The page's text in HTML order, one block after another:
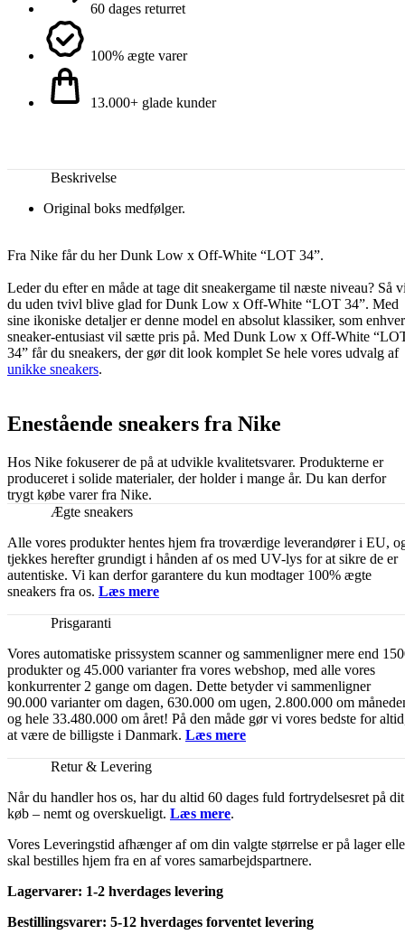
60 dages returret
100% ægte varer
13.000+ glade kunder
Beskrivelse
Original boks medfølger.
Fra Nike får du her Dunk Low x Off-White “LOT 34”.
Leder du efter en måde at tage dit sneakergame til næste niveau? Så
du uden tvivl blive glad for Dunk Low x Off-White “LOT 34”. Med
sine ikoniske detaljer er denne model en absolut klassiker, som enhver
sneaker-entusiast vil sætte pris på. Med Dunk Low x Off-White
34” får du sneakers, der gør dit look komplet Se hele vores udvalg af
unikke sneakers.
Enestående sneakers fra Nike
Hos Nike fokuserer de på at udvikle kvalitetsvarer. Produkterne er
produceret i solide materialer, der holder i mange år. Du kan derfor
trygt købe varer fra Nike.
Ægte sneakers
Alle vores produkter hentes hjem fra troværdige leverandører i EU,
tjekkes herefter grundigt i hånden af os med UV-lys for at sikre de er
autentiske. Vi kan derfor garantere du kun modtager 100% ægte
sneakers fra os. Læs mere
Prisgaranti
Vores automatiske prissystem scanner og sammenligner mere end
produkter og 45.000 varianter fra vores webshop, med alle vores
konkurrenter 2 gange om dagen. Dette betyder vi sammenligner
90.000 varianter om dagen, 630.000 om ugen, 2.800.000 om
og hele 33.480.000 om året! På den måde gør vi vores bedste for
at være de billigste i Danmark. Læs mere
Retur & Levering
Når du handler hos os, har du altid 60 dages fuld fortrydelsesret på dit
køb – nemt og overskueligt. Læs mere.
Vores Leveringstid afhænger af om din valgte størrelse er på lager
skal bestilles hjem fra en af vores samarbejdspartnere.
Lagervarer: 1-2 hverdages levering
Bestillingsvarer: 5-12 hverdages forventet levering